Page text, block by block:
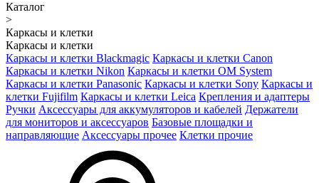
Каталог
>
Каркасы и клетки
Каркасы и клетки
Каркасы и клетки Blackmagic Каркасы и клетки Canon
Каркасы и клетки Nikon Каркасы и клетки OM System
Каркасы и клетки Panasonic Каркасы и клетки Sony Каркасы и
клетки Fujifilm Каркасы и клетки Leica Крепления и адаптеры
Ручки Аксессуары для аккумуляторов и кабелей Держатели
для мониторов и аксессуаров Базовые площадки и
направляющие Аксессуары прочее Клетки прочие